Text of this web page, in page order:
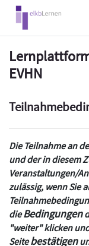
Zum Hauptinhalt
EVHN
Die Teilnahme an
und der in diesem
Veranstaltungen/
zulässig, wenn Sie
dieBedingungen
"weiter" klicken
Seitebestätigen